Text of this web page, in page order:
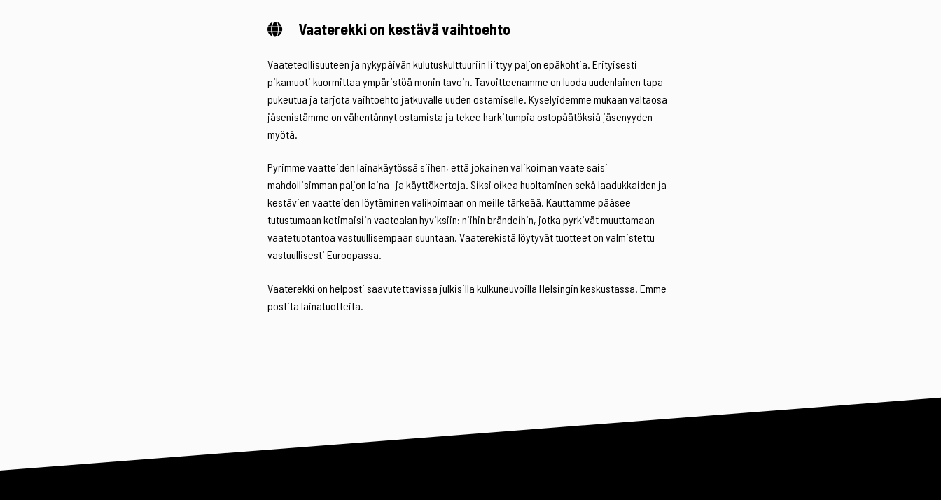
Vaaterekki on kestävä vaihtoehto
Vaateteollisuuteen ja nykypäivän kulutuskulttuuriin liittyy paljon epäkohtia. Erityisesti
pikamuoti kuormittaa ympäristöä monin tavoin. Tavoitteenamme on luoda uudenlainen tapa
pukeutua ja tarjota vaihtoehto jatkuvalle uuden ostamiselle. Kyselyidemme mukaan valtaosa
jäsenistämme on vähentännyt ostamista ja tekee harkitumpia ostopäätöksiä jäsenyyden
myötä.
Pyrimme vaatteiden lainakäytössä siihen, että jokainen valikoiman vaate saisi
mahdollisimman paljon laina- ja käyttökertoja. Siksi oikea huoltaminen sekä laadukkaiden ja
kestävien vaatteiden löytäminen valikoimaan on meille tärkeää. Kauttamme pääsee
tutustumaan kotimaisiin vaatealan hyviksiin: niihin brändeihin, jotka pyrkivät muuttamaan
vaatetuotantoa vastuullisempaan suuntaan. Vaaterekistä löytyvät tuotteet on valmistettu
vastuullisesti Euroopassa.
Vaaterekki on helposti saavutettavissa julkisilla kulkuneuvoilla Helsingin keskustassa. Emme
postita lainatuotteita.